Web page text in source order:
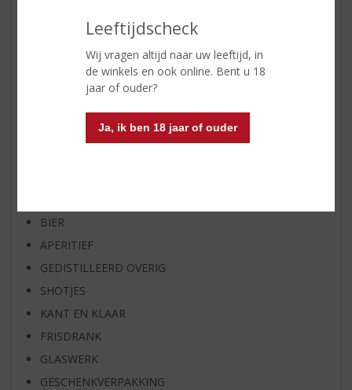
Leeftijdscheck
Wij vragen altijd naar uw leeftijd, in
de winkels en ook online. Bent u 18
jaar of ouder?
Ja, ik ben 18 jaar of ouder
WIJN VAN DE MAAND
WHISKY VAN DE MAAND
RUM VAN DE MAAND
SPIRIT VAN DE MAAND
BIER
APERITIEF
GEDISTILLEERD OVERIG
SHOTJES
KANT EN KLAAR
FRISDRANK
GLASWERK
GESCHENKVERPAKKING